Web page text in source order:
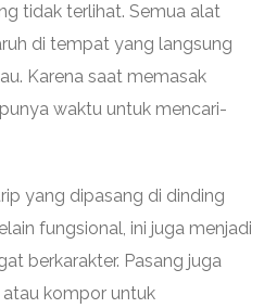
tidak terlihat. Semua alat
di tempat yang langsung
Karena saat memasak
waktu untuk mencari-
yang dipasang di dinding
fungsional, ini juga menjadi
berkarakter. Pasang juga
atau kompor untuk